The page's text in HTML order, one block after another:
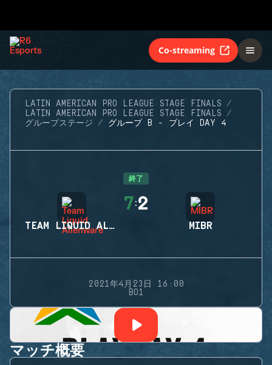
Co-streaming
LATIN AMERICAN PRO LEAGUE STAGE FINALS
LATIN AMERICAN PRO LEAGUE STAGE FINALS
グループステージ
グループ B - プレイ DAY 4
終了
TEAM LIQUID ALIENWARE
7:2
MIBR
2021年4月23日 16:00
BO1
マッチ概要